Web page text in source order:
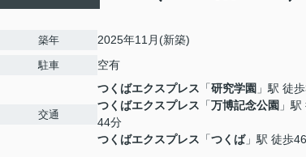
築年 2025年11月(新築)
駐車 空有
交通
つくばエクスプレス 「研究学園 」駅 徒
つくばエクスプレス 「万博記念公園 」
44分
つくばエクスプレス 「つくば」駅 徒歩